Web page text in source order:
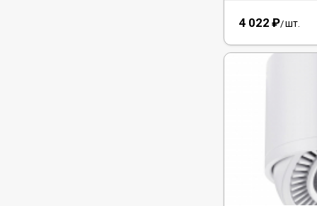
4 022 ₽/шт.